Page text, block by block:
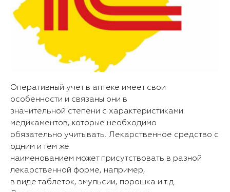
Оперативный учет в аптеке имеет свои
особенности и связаны они в
значительной степени с характеристиками
медикаментов, которые необходимо
обязательно учитывать. Лекарственное средство с
одним и тем же
наименованием может присутствовать в разной
лекарственной форме, например,
в виде таблеток, эмульсии, порошка и т.д.